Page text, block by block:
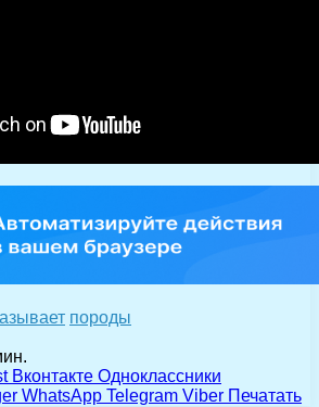
породы
Вконтакте Одноклассники
WhatsApp Telegram Viber Печатать